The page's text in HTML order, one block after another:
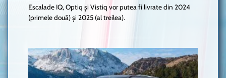
Escalade IQ, Optiq și Vistiq vor putea fi livrate din 2024
(primele două) și 2025 (al treilea).